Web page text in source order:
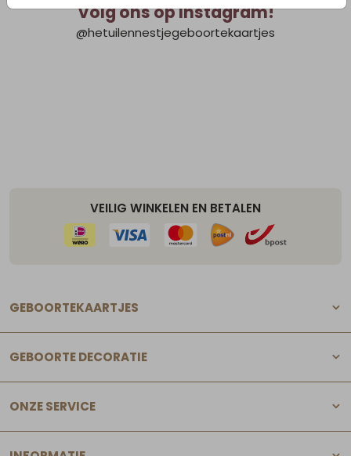
Volg ons op Instagram!
@hetuilennestjegeboortekaartjes
VEILIG WINKELEN EN BETALEN
GEBOORTEKAARTJES
GEBOORTE DECORATIE
ONZE SERVICE